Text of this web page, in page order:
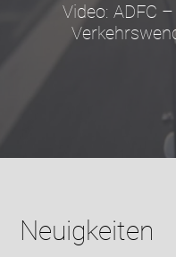
Video: ADFC
Neuigkeiten